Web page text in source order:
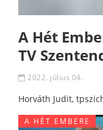
A Hét
TV
2022. július 04.
Horváth Judit,
A HÉT EMBERE